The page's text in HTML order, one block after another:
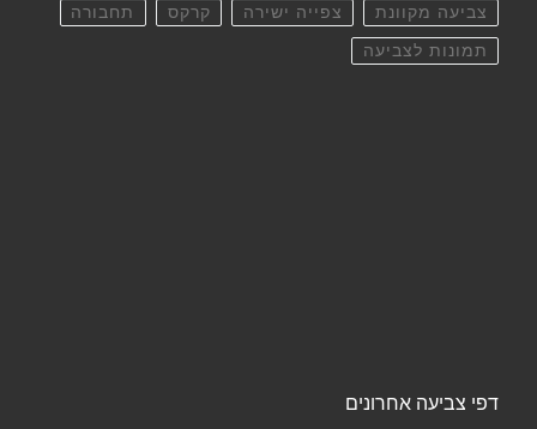
צביעה מקוונת צפייה ישירה קרקס תחבורה
תמונות לצביעה
דפי צביעה אחרונים